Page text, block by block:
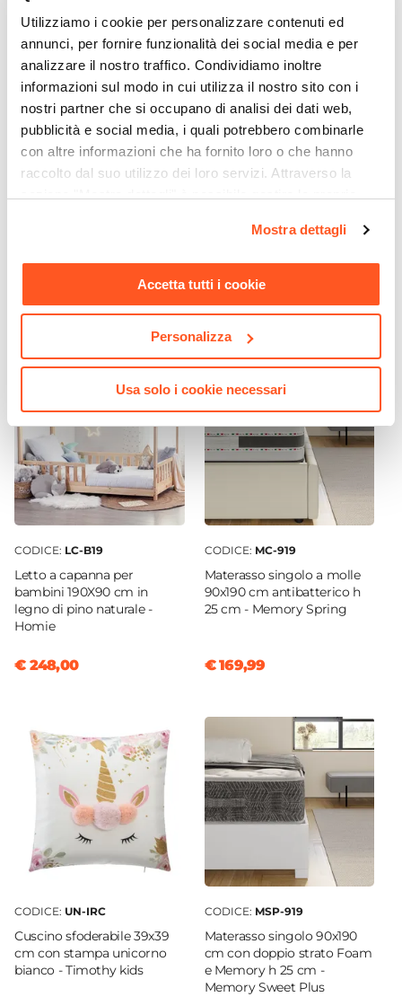
Utilizziamo i cookie per personalizzare contenuti ed
annunci, per fornire funzionalità dei social media e per
analizzare il nostro traffico. Condividiamo inoltre
informazioni sul modo in cui utilizza il nostro sito con i
nostri partner che si occupano di analisi dei dati web,
pubblicità e social media, i quali potrebbero combinarle
con altre informazioni che ha fornito loro o che hanno
raccolto dal suo utilizzo dei loro servizi. Attraverso la
momento. Per maggiori informazioni si invita a leggere la
Mostra dettagli
Accetta tutti i cookie
Personalizza
Usa solo i cookie necessari
€ 12,00
cm double face e federa in
Timothy Kids
€ 21,00
CODICE: LC-B19
Letto a capanna per
bambini 190X90 cm in
legno di pino naturale -
Homie
€ 248,00
CODICE: MC-919
Materasso singolo a molle
90x190 cm antibatterico h
25 cm - Memory Spring
€ 169,99
CODICE: UN-IRC
Cuscino sfoderabile 39x39
cm con stampa unicorno
bianco - Timothy kids
CODICE: MSP-919
Materasso singolo 90x190
cm con doppio strato Foam
e Memory h 25 cm -
Memory Sweet Plus